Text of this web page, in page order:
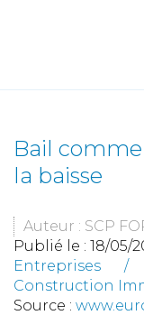
Bail
la baisse
Auteur : SCP
Publié le : 18/05/
Entreprises /
Construction
Source :